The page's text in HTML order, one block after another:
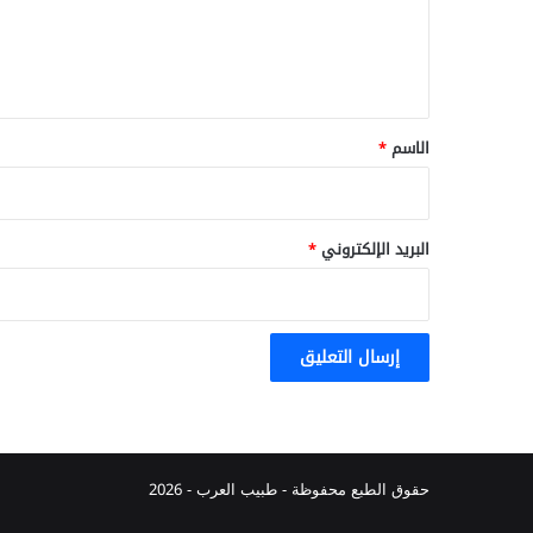
*
الاسم*
البريد الإلكتروني*
حقوق الطبع محفوظة -طبيب العرب- 2026